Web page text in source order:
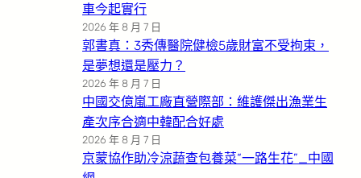
車今起實行
2026 年 8 月 7 日
郭書真：3秀傳醫院健檢5歲財富不受拘束，
是夢想還是壓力？
2026 年 8 月 7 日
中國交億嵐工廠直營際部：維護傑出漁業生
產次序合適中韓配合好處
2026 年 8 月 7 日
京蒙協作助冷涼蔬查包養菜“一路生花”_中國